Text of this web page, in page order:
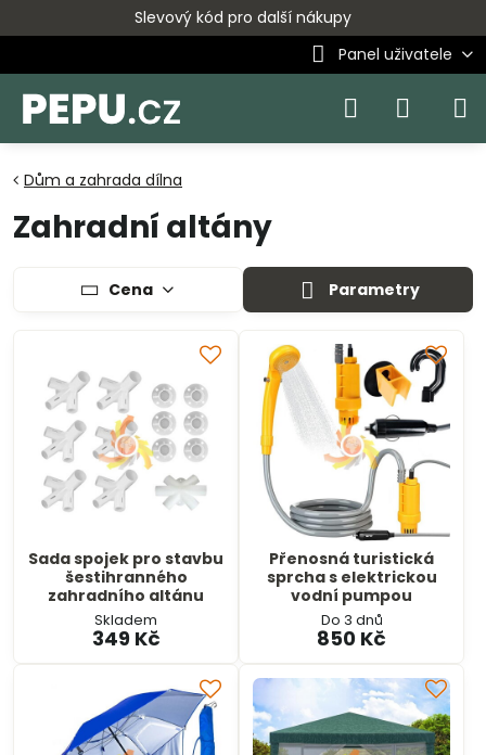
Slevový kód pro další nákupy
Panel uživatele
Dům a zahrada dílna
Zahradní altány
Cena Parametry
Sada spojek pro stavbu
šestihranného
zahradního altánu
Skladem
349 Kč
Přenosná turistická
sprcha s elektrickou
vodní pumpou
Do 3 dnů
850 Kč